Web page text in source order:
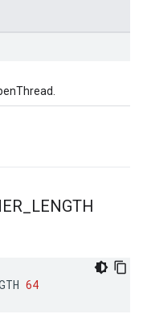
LENGTH
64